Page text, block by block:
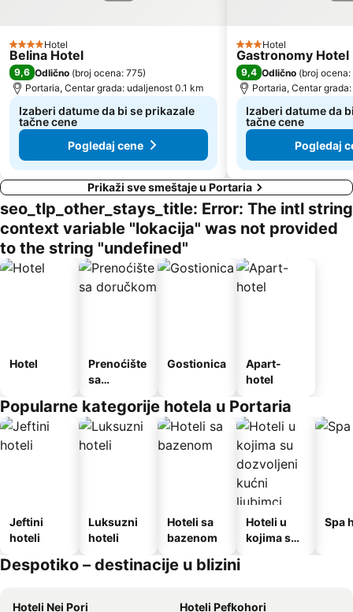
4 Zvezdice
Hotel
Belina Hotel
9,6 Odlično (broj ocena: 775)
Portaria, Centar grada: udaljenost 0.1 km
Izaberi datume da bi se prikazale
tačne cene
Pogledaj cene
3 Zvezdice
Hotel
Gastronomy Hotel
9,4 Odlično (broj ocena:
Portaria, Centar
Izaberi datume da
tačne cene
Pogledaj
Prikaži sve smeštaje u Portaria
seo_tlp_other_stays_title: Error: The intl string
context variable "lokacija" was not provided
to the string "undefined"
Hotel
Prenoćište
sa
Gostionica
Apart-
hotel
Popularne kategorije hotela u Portaria
Jeftini
hoteli
Luksuzni
hoteli
Hoteli sa
bazenom
Hoteli u
kojima su
Spa
Despotiko – destinacije u blizini
Hoteli Nei Pori
Hoteli Pefkohori